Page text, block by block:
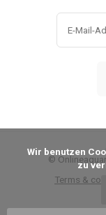
Terms &
©
zu